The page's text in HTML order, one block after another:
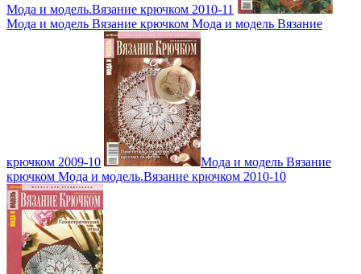
Мода и модель.Вязание крючком 2010-11
Мода и модель Вязание крючком Мода и модель Вязание
крючком 2009-10
Мода и модель Вязание
крючком Мода и модель.Вязание крючком 2010-10